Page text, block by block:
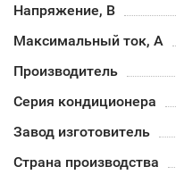
Напряжение, В
Максимальный ток, А
Производитель
Серия кондиционера
Завод изготовитель
Страна производства